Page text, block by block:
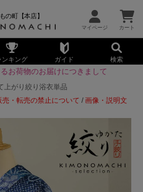
の町【本店】
ンキング ガイド 検索
お荷物のお届けにつきまして
上がり絞り浴衣単品
売・転売の禁止について /画像・説明文